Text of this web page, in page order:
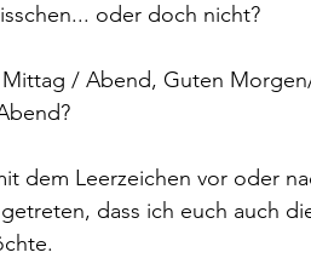
oder doch nicht?
/ Abend, Guten
dem Leerzeichen vor oder
dass ich euch auch